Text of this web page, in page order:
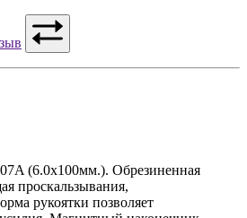
(6.0x100мм.). Обрезиненная
проскальзывания,
рукоятки позволяет